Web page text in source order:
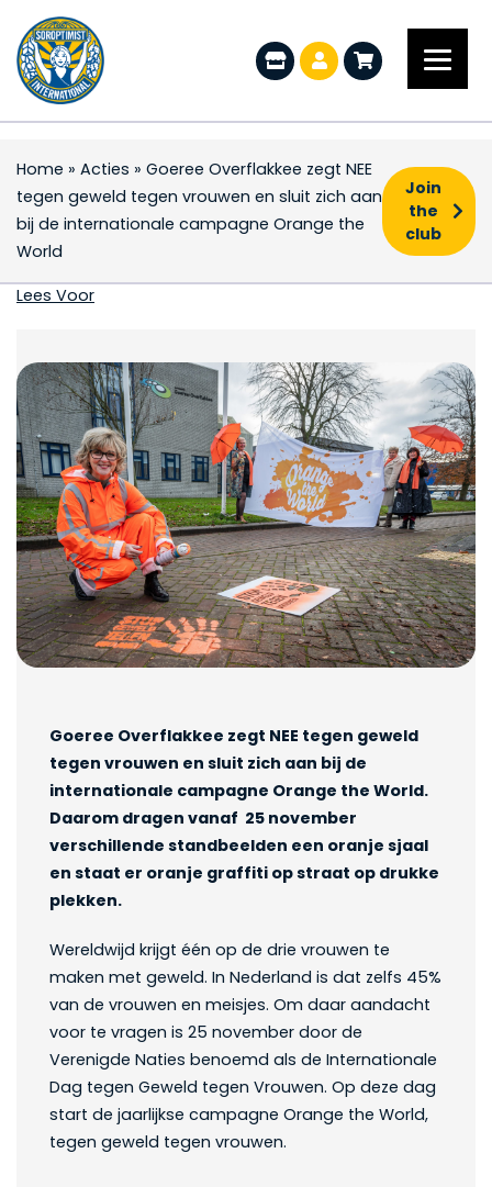
Home » Acties » Goeree Overflakkee zegt NEE
tegen geweld tegen vrouwen en sluit zich aan
bij de internationale campagne Orange the
World
Join
the
club
Goeree Overflakkee
Lees Voor
Goeree Overflakkee zegt NEE tegen geweld
tegen vrouwen en sluit zich aan bij de
internationale campagne Orange the World.
Daarom dragen vanaf 25 november
verschillende standbeelden een oranje sjaal
en staat er oranje graffiti op straat op drukke
plekken.
Wereldwijd krijgt één op de drie vrouwen te
maken met geweld. In Nederland is dat zelfs 45%
van de vrouwen en meisjes. Om daar aandacht
voor te vragen is 25 november door de
Verenigde Naties benoemd als de Internationale
Dag tegen Geweld tegen Vrouwen. Op deze dag
start de jaarlijkse campagne Orange the World,
tegen geweld tegen vrouwen.